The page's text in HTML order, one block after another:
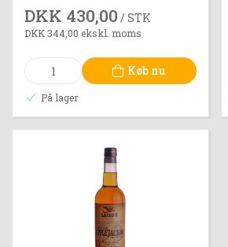
DKK 430,00 / STK
DKK 344,00 ekskl. moms
Køb nu
På lager